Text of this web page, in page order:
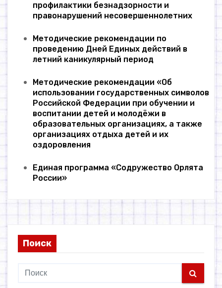
профилактики безнадзорности и
правонарушений несовершеннолетних
Методические рекомендации по
проведению Дней Единых действий в
летний каникулярный период
Методические рекомендации «Об
использовании государственных символов
Российской Федерации при обучении и
воспитании детей и молодёжи в
образовательных организациях, а также
организациях отдыха детей и их
оздоровления
Единая программа «Содружество Орлята
России»
Поиск